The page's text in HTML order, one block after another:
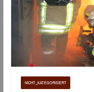
NICHT_KATEGORISIERT